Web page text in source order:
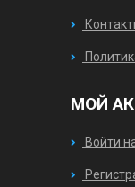
МОЙ
Войти